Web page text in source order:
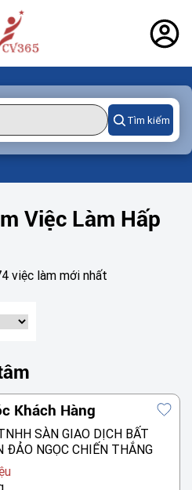
Tìm kiếm
Việc Làm Hấp
việc làm mới nhất
Khách Hàng
SÀN GIAO DỊCH BẤT
ĐẢO NGỌC CHIẾN THẮNG